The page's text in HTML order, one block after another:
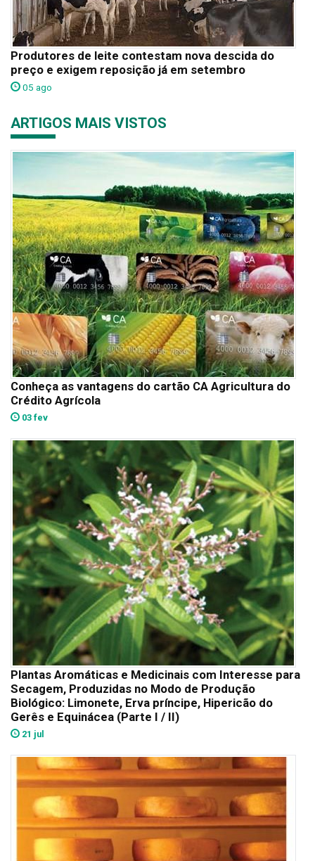
Produtores de leite contestam nova descida do
preço e exigem reposição já em setembro
05 ago
ARTIGOS MAIS VISTOS
Conheça as vantagens do cartão CA Agricultura do
Crédito Agrícola
03 fev
Plantas Aromáticas e Medicinais com Interesse para
Secagem, Produzidas no Modo de Produção
Biológico: Limonete, Erva príncipe, Hipericão do
Gerês e Equinácea (Parte I / II)
21 jul